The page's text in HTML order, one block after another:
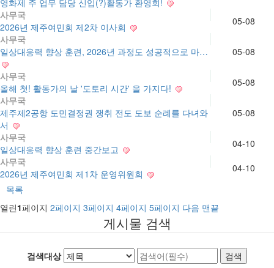
영화제 주 업무 담당 신입(?)활동가 환영회!
사무국
2026년 제주여민회 제2차 이사회
05-08
사무국
일상대응력 향상 훈련, 2026년 과정도 성공적으로 마…
05-08
사무국
올해 첫! 활동가의 날 '도토리 시간' 을 가지다!
05-08
사무국
제주제2공항 도민결정권 쟁취 전도 도보 순례를 다녀와
서
05-08
사무국
일상대응력 향상 훈련 중간보고
04-10
사무국
2026년 제주여민회 제1차 운영위원회
04-10
목록
열린1페이지 2페이지 3페이지 4페이지 5페이지 다음 맨끝
게시물 검색
검색대상